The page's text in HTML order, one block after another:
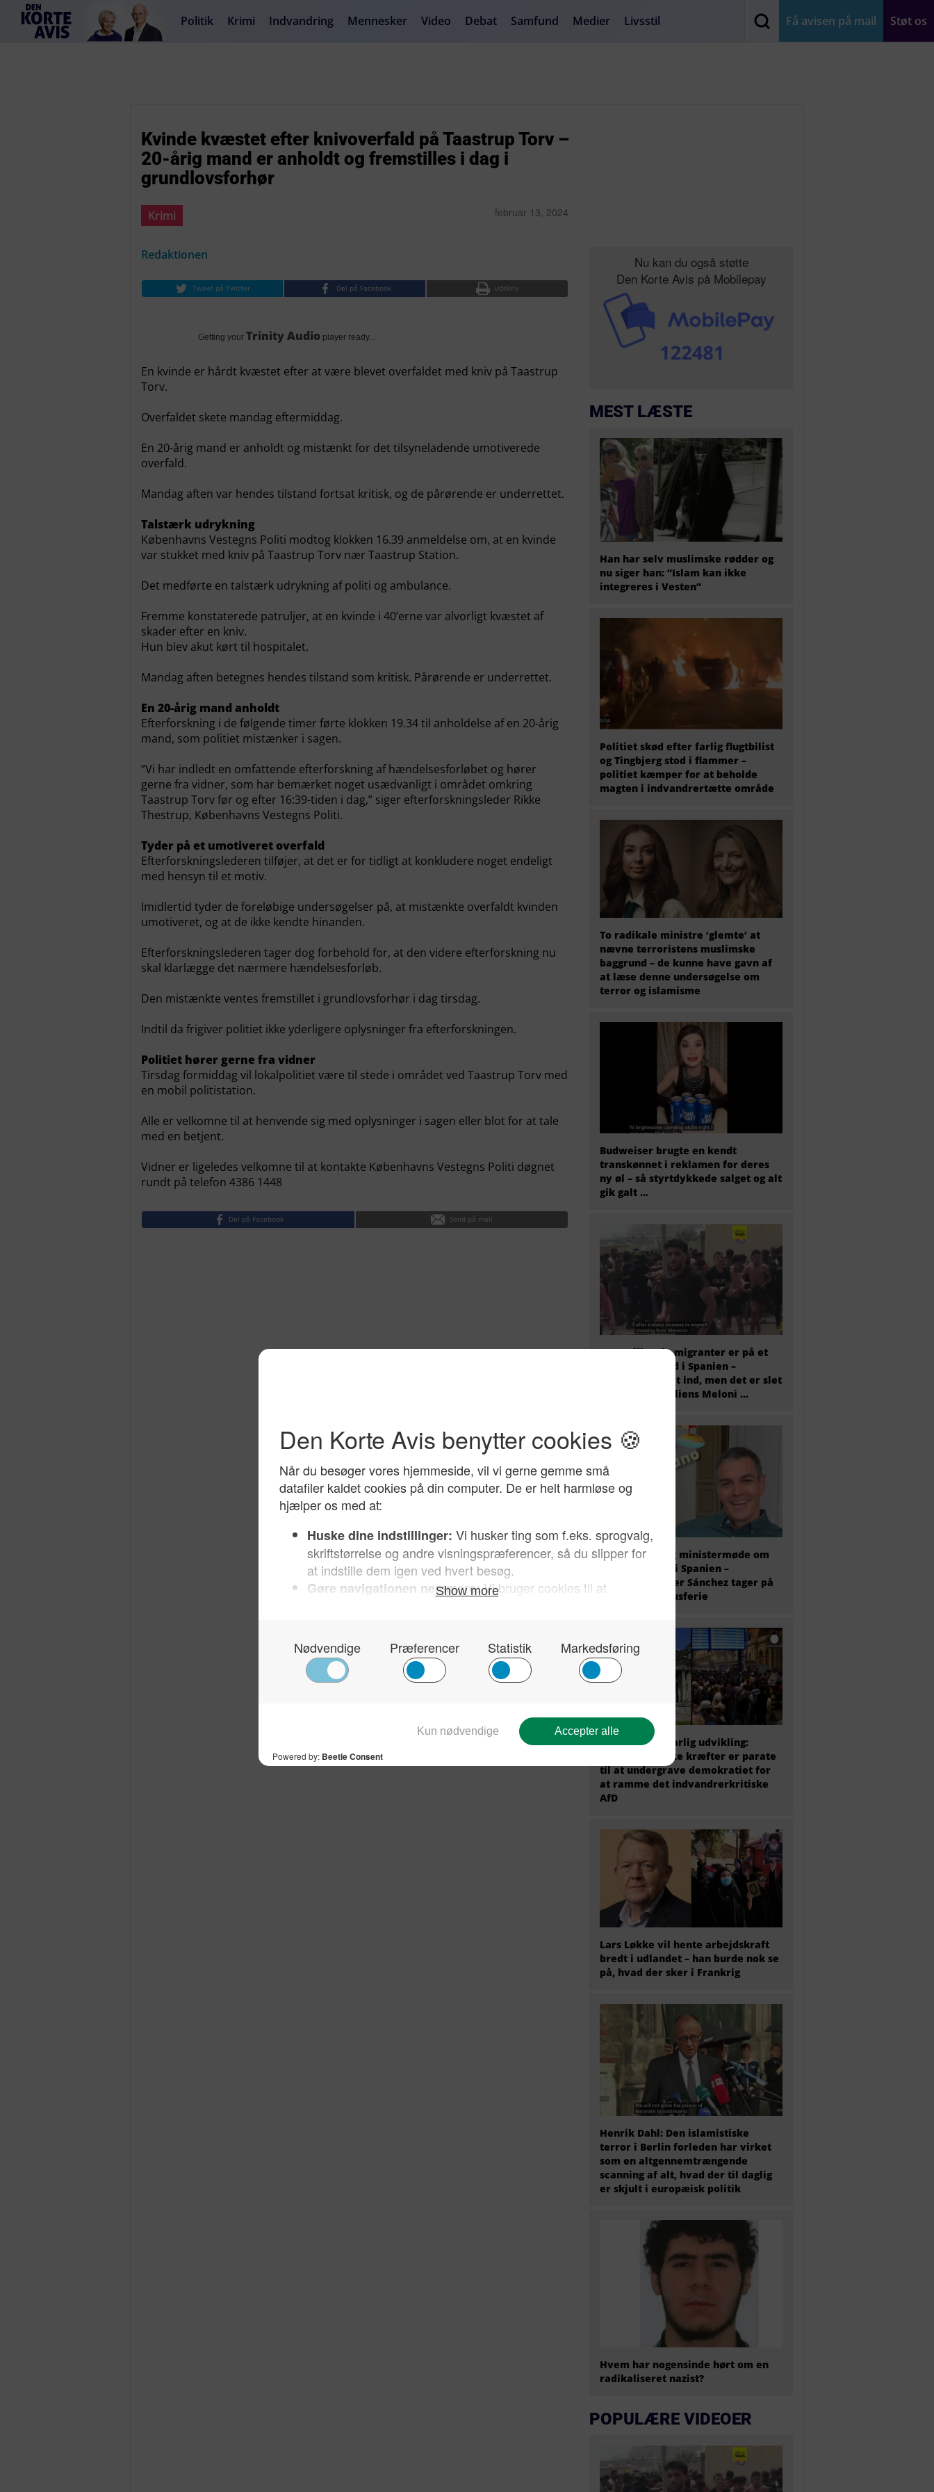
Få avisen på mail Støt os
Politik Krimi Indvandring Mennesker Video Debat Samfund Medier Livsstil
Kvinde kvæstet efter knivoverfald på Taastrup Torv –
20-årig mand er anholdt og fremstilles i dag i
grundlovsforhør
Krimi februar 13, 2024
Redaktionen
Tweet på Twitter Del på Facebook Udskriv
Getting your Trinity Audio player ready...
En kvinde er hårdt kvæstet efter at være blevet overfaldet med kniv på Taastrup
Torv.
Overfaldet skete mandag eftermiddag.
En 20-årig mand er anholdt og mistænkt for det tilsyneladende umotiverede
overfald.
Mandag aften var hendes tilstand fortsat kritisk, og de pårørende er underrettet.
Talstærk udrykning
Københavns Vestegns Politi modtog klokken 16.39 anmeldelse om, at en kvinde
var stukket med kniv på Taastrup Torv nær Taastrup Station.
Det medførte en talstærk udrykning af politi og ambulance.
Fremme konstaterede patruljer, at en kvinde i 40’erne var alvorligt kvæstet af
skader efter en kniv.
Hun blev akut kørt til hospitalet.
Mandag aften betegnes hendes tilstand som kritisk. Pårørende er underrettet.
En 20-årig mand anholdt
Efterforskning i de følgende timer førte klokken 19.34 til anholdelse af en 20-årig
mand, som politiet mistænker i sagen.
”Vi har indledt en omfattende efterforskning af hændelsesforløbet og hører
gerne fra vidner, som har bemærket noget usædvanligt i området omkring
Taastrup Torv før og efter 16:39-tiden i dag,” siger efterforskningsleder Rikke
Thestrup, Københavns Vestegns Politi.
Tyder på et umotiveret overfald
Efterforskningslederen tilføjer, at det er for tidligt at konkludere noget endeligt
med hensyn til et motiv.
Imidlertid tyder de foreløbige undersøgelser på, at mistænkte overfaldt kvinden
umotiveret, og at de ikke kendte hinanden.
Efterforskningslederen tager dog forbehold for, at den videre efterforskning nu
skal klarlægge det nærmere hændelsesforløb.
Den mistænkte ventes fremstillet i grundlovsforhør i dag tirsdag.
Indtil da frigiver politiet ikke yderligere oplysninger fra efterforskningen.
Politiet hører gerne fra vidner
Tirsdag formiddag vil lokalpolitiet være til stede i området ved Taastrup Torv med
en mobil politistation.
Alle er velkomne til at henvende sig med oplysninger i sagen eller blot for at tale
med en betjent.
Vidner er ligeledes velkomne til at kontakte Københavns Vestegns Politi døgnet
rundt på telefon 4386 1448
Del på Facebook Send på mail
Nu kan du også støtte
Den Korte Avis på Mobilepay
MEST LÆSTE
Han har selv muslimske rødder og
nu siger han: “Islam kan ikke
integreres i Vesten”
Politiet skød efter farlig flugtbilist
og Tingbjerg stod i flammer –
politiet kæmper for at beholde
magten i indvandrertætte område
To radikale ministre ‘glemte’ at
nævne terroristens muslimske
baggrund – de kunne have gavn af
at læse denne undersøgelse om
terror og islamisme
Budweiser brugte en kendt
transkønnet i reklamen for deres
ny øl – så styrtdykkede salget og alt
gik galt …
49.000 illegale migranter er på et
døgn væltet ind i Spanien –
militæret er sat ind, men det er slet
ikke nok og Italiens Meloni ...
EU holder i dag ministermøde om
migrantkrisen i Spanien –
premierminister Sánchez tager på
fire ugers luksusferie
Tysk politik i farlig udvikling:
Stærke politiske kræfter er parate
til at undergrave demokratiet for
at ramme det indvandrerkritiske
AfD
Lars Løkke vil hente arbejdskraft
bredt i udlandet – han burde nok se
på, hvad der sker i Frankrig
Henrik Dahl: Den islamistiske
terror i Berlin forleden har virket
som en altgennemtrængende
scanning af alt, hvad der til daglig
er skjult i europæisk politik
Hvem har nogensinde hørt om en
radikaliseret nazist?
POPULÆRE VIDEOER